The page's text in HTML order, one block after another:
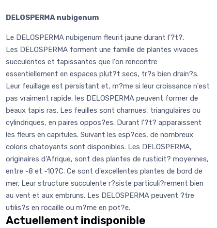
DELOSPERMA nubigenum
Le DELOSPERMA nubigenum fleurit jaune durant l'?t?.
Les DELOSPERMA forment une famille de plantes vivaces
succulentes et tapissantes que l'on rencontre
essentiellement en espaces plut?t secs, tr?s bien drain?s.
Leur feuillage est persistant et, m?me si leur croissance n'est
pas vraiment rapide, les DELOSPERMA peuvent former de
beaux tapis ras. Les feuilles sont charnues, triangulaires ou
cylindriques, en paires oppos?es. Durant l'?t? apparaissent
les fleurs en capitules. Suivant les esp?ces, de nombreux
coloris chatoyants sont disponibles. Les DELOSPERMA,
originaires d'Afrique, sont des plantes de rusticit? moyennes,
entre -8 et -10?C. Ce sont d'excellentes plantes de bord de
mer. Leur structure succulente r?siste particuli?rement bien
au vent et aux embruns. Les DELOSPERMA peuvent ?tre
utilis?s en rocaille ou m?me en pot?e.
Actuellement indisponible